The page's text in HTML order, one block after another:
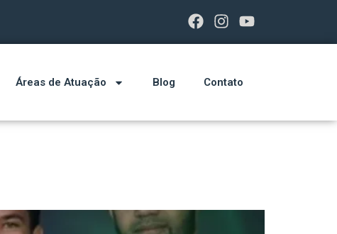
Áreas de Atuação Blog Contato